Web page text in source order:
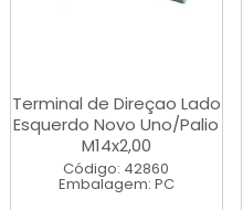
Terminal de Direçao Lado
Esquerdo Novo Uno/Palio
M14x2,00
Código: 42860
Embalagem: PC